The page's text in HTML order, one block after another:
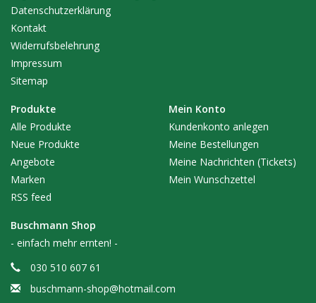
Datenschutzerklärung
Kontakt
Widerrufsbelehrung
Impressum
Sitemap
Produkte
Alle Produkte
Neue Produkte
Angebote
Marken
RSS feed
Mein Konto
Kundenkonto anlegen
Meine Bestellungen
Meine Nachrichten (Tickets)
Mein Wunschzettel
Buschmann Shop
- einfach mehr ernten! -
030 510 607 61
buschmann-shop@hotmail.com